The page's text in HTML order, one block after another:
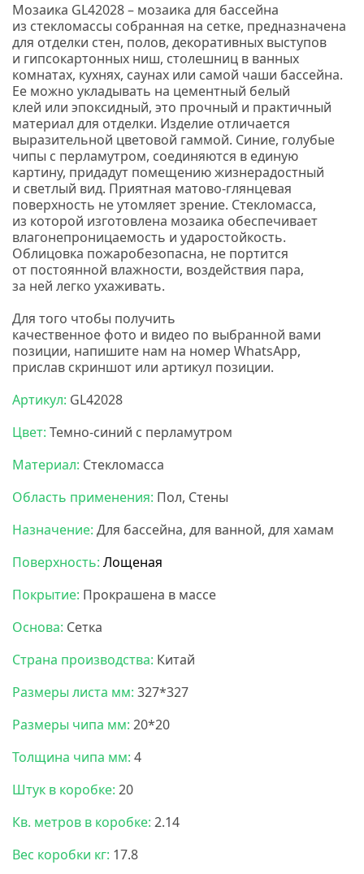
Мозаика GL42028 – мозаика для бассейна
из стекломассы собранная на сетке, предназначена
для отделки стен, полов, декоративных выступов
и гипсокартонных ниш, столешниц в ванных
комнатах, кухнях, саунах или самой чаши бассейна.
Ее можно укладывать на цементный белый
клей или эпоксидный, это прочный и практичный
материал для отделки. Изделие отличается
выразительной цветовой гаммой. Синие, голубые
чипы с перламутром, соединяются в единую
картину, придадут помещению жизнерадостный
и светлый вид. Приятная матово-глянцевая
поверхность не утомляет зрение. Стекломасса,
из которой изготовлена мозаика обеспечивает
влагонепроницаемость и ударостойкость.
Облицовка пожаробезопасна, не портится
от постоянной влажности, воздействия пара,
за ней легко ухаживать.
Для того чтобы получить
качественное фото и видео по выбранной вами
позиции, напишите нам на номер WhatsApp,
прислав скриншот или артикул позиции.
Артикул: GL42028
Цвет: Темно-синий с перламутром
Материал: Стекломасса
Область применения: Пол, Стены
Назначение: Для бассейна, для ванной, для хамам
Поверхность: Лощеная
Покрытие: Прокрашена в массе
Основа: Сетка
Страна производства: Китай
Размеры листа мм: 327*327
Размеры чипа мм: 20*20
Толщина чипа мм: 4
Штук в коробке: 20
Кв. метров в коробке: 2.14
Вес коробки кг: 17.8